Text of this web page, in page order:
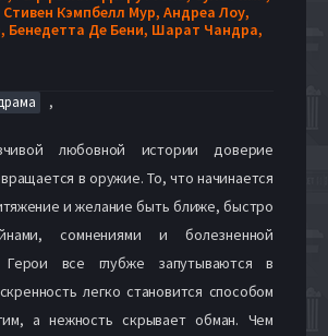
Стивен Кэмпбелл Мур, Андреа Лоу,
Бенедетта Де Бени, Шарат Чандра,
,
любовной истории доверие
в оружие. То, что начинается
и желание быть ближе, быстро
сомнениями и болезненной
Герои все глубже запутываются в
легко становится способом
а нежность скрывает обман. Чем